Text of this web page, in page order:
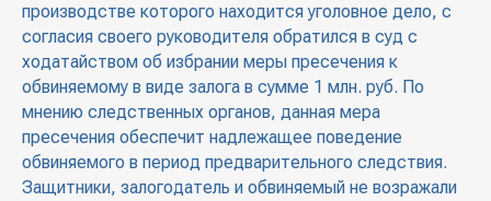
производстве которого находится уголовное дело, с
согласия своего руководителя обратился в суд с
ходатайством об избрании меры пресечения к
обвиняемому в виде залога в сумме 1 млн. руб. По
мнению следственных органов, данная мера
пресечения обеспечит надлежащее поведение
обвиняемого в период предварительного следствия.
Защитники, залогодатель и обвиняемый не возражали